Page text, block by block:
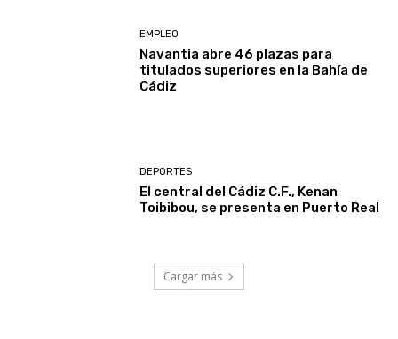
EMPLEO
Navantia abre 46 plazas para
titulados superiores en la Bahía de
Cádiz
DEPORTES
El central del Cádiz C.F., Kenan
Toibibou, se presenta en Puerto Real
Cargar más